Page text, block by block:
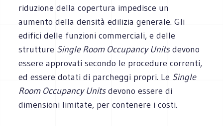
riduzione della copertura impedisce un
aumento della densità edilizia generale. Gli
edifici delle funzioni commerciali, e delle
strutture Single Room Occupancy Unitsdevono
essere approvati secondo le procedure correnti,
ed essere dotati di parcheggi propri. Le Single
Room Occupancy Unitsdevono essere di
dimensioni limitate, per contenere i costi.